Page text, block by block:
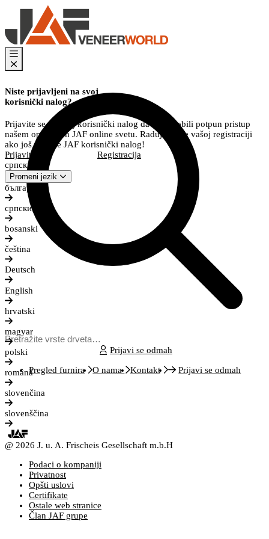
Prijavi se odmah
Pregled furnira O nama Kontakt Prijavi se odmah
Niste prijavljeni na svoj
korisnički nalog?
Prijavite se na svoj korisnički nalog da biste dobili potpun pristup
našem opsežnom JAF online svetu. Radujemo se vašoj registraciji
ako još nemate JAF korisnički nalog!
Prijavite se
Registracija
српски
Promeni jezik
български
српски
bosanski
čeština
Deutsch
English
hrvatski
magyar
polski
română
slovenčina
slovenščina
@ 2026 J. u. A. Frischeis Gesellschaft m.b.H
Podaci o kompaniji
Privatnost
Opšti uslovi
Certifikate
Ostale web stranice
Član JAF grupe